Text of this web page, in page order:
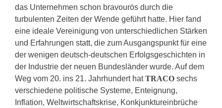
das Unternehmen schon bravourös durch die
turbulenten Zeiten der Wende geführt hatte. Hier fand
eine ideale Vereinigung von unterschiedlichen Stärken
und Erfahrungen statt, die zum Ausgangspunkt für eine
der wenigen deutsch-deutschen Erfolgsgeschichten in
der Industrie der neuen Bundesländer wurde. Auf dem
Weg vom 20. ins 21. Jahrhundert hatTRACO sechs
verschiedene politische Systeme, Enteignung,
Inflation, Weltwirtschaftskrise, Konkjunktureinbrüche